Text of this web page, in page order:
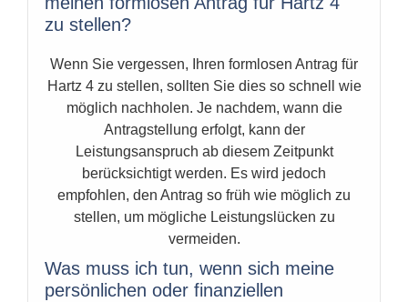
zu stellen?
Wenn Sie vergessen, Ihren formlosen Antrag für
Hartz 4 zu stellen, sollten Sie dies so schnell wie
möglich nachholen. Je nachdem, wann die
Antragstellung erfolgt, kann der
Leistungsanspruch ab diesem Zeitpunkt
berücksichtigt werden. Es wird jedoch
empfohlen, den Antrag so früh wie möglich zu
stellen, um mögliche Leistungslücken zu
vermeiden.
Was muss ich tun, wenn sich meine
persönlichen oder finanziellen